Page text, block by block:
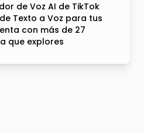
de Voz AI de TikTok
Texto a Voz para tus
con más de 27
que explores